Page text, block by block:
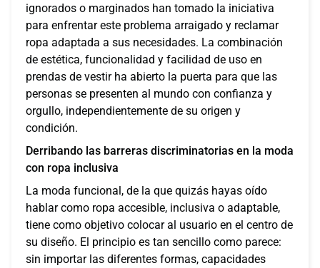
ignorados o marginados han tomado la iniciativa
para enfrentar este problema arraigado y reclamar
ropa adaptada a sus necesidades. La combinación
de estética, funcionalidad y facilidad de uso en
prendas de vestir ha abierto la puerta para que las
personas se presenten al mundo con confianza y
orgullo, independientemente de su origen y
condición.
Derribando las barreras discriminatorias en la moda
con ropa inclusiva
La moda funcional, de la que quizás hayas oído
hablar como ropa accesible, inclusiva o adaptable,
tiene como objetivo colocar al usuario en el centro de
su diseño. El principio es tan sencillo como parece:
sin importar las diferentes formas, capacidades